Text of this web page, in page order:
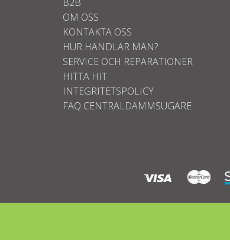
OM OSS
KONTAKTA OSS
HUR HANDLAR MAN?
SERVICE OCH REPARATIONER
HITTA HIT
INTEGRITETSPOLICY
FAQ CENTRALDAMMSUGARE